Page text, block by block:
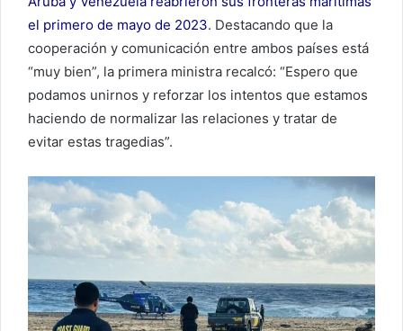
el primero de mayo de 2023. Destacando que la
cooperación y comunicación entre ambos países está
“muy bien”, la primera ministra recalcó: “Espero que
podamos unirnos y reforzar los intentos que estamos
haciendo de normalizar las relaciones y tratar de
evitar estas tragedias”.